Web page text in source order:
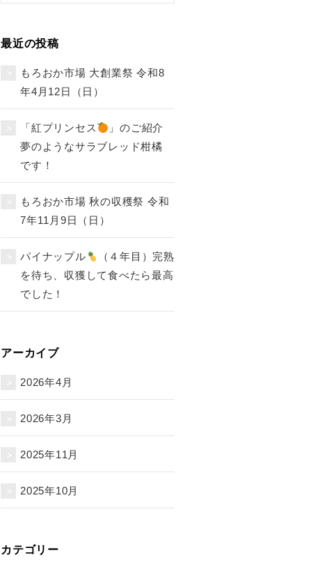
最近の投稿
もろおか市場 大創業祭 令和8
年4月12日（日）
「紅プリンセス
」のご紹介
夢のようなサラブレッド柑橘
です！
もろおか市場 秋の収穫祭 令和
7年11月9日（日）
パイナップル
（４年目）完熟
を待ち、収獲して食べたら最高
でした！
アーカイブ
2026年4月
2026年3月
2025年11月
2025年10月
カテゴリー